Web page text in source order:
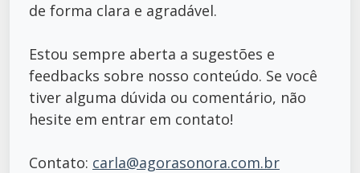
de forma clara e agradável.
Estou sempre aberta a sugestões e
feedbacks sobre nosso conteúdo. Se você
tiver alguma dúvida ou comentário, não
hesite em entrar em contato!
Contato: carla@agorasonora.com.br